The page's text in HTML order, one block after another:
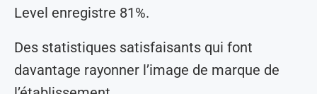
Level enregistre 81%.
Des statistiques satisfaisants qui font
davantage rayonner l’image de marque de